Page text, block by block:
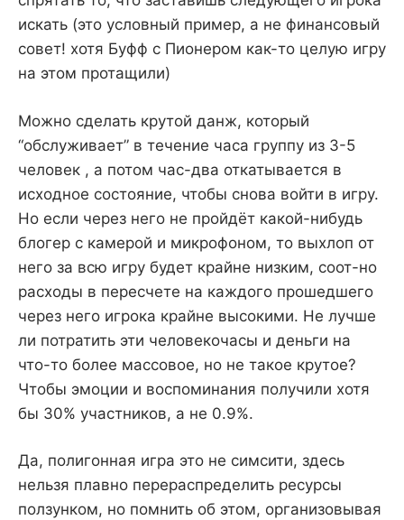
искать (это условный пример, а не финансовый
совет! хотя Буфф с Пионером как-то целую игру
на этом протащили)
Можно сделать крутой данж, который
“обслуживает” в течение часа группу из 3-5
человек , а потом час-два откатывается в
исходное состояние, чтобы снова войти в игру.
Но если через него не пройдёт какой-нибудь
блогер с камерой и микрофоном, то выхлоп от
него за всю игру будет крайне низким, соот-но
расходы в пересчете на каждого прошедшего
через него игрока крайне высокими. Не лучше
ли потратить эти человекочасы и деньги на
что-то более массовое, но не такое крутое?
Чтобы эмоции и воспоминания получили хотя
бы 30% участников, а не 0.9%.
Да, полигонная игра это не симсити, здесь
нельзя плавно перераспределить ресурсы
ползунком, но помнить об этом, организовывая